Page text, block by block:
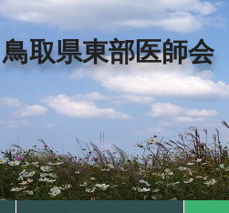
鳥取県東部医師